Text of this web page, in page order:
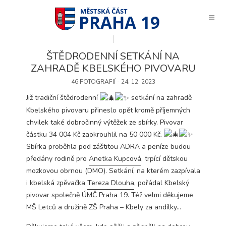
PRAHA 19
ŠTĚDRODENNÍ SETKÁNÍ NA
ZAHRADĚ KBELSKÉHO PIVOVARU
46 FOTOGRAFIÍ - 24. 12. 2023
Již tradiční štědrodenní
setkání na zahradě
Kbelského pivovaru přineslo opět kromě příjemných
chvilek také dobročinný výtěžek ze sbírky. Pivovar
částku 34 004 Kč zaokrouhlil na 50 000 Kč.
Sbírka proběhla pod záštitou ADRA a peníze budou
předány rodině pro Anetka Kupcová, trpící dětskou
mozkovou obrnou (DMO). Setkání, na kterém zazpívala
i kbelská zpěvačka Tereza Dlouha, pořádal Kbelský
pivovarspolečně ÚMČ Praha 19. Též velmi děkujeme
MŠ Letců a družině ZŠ Praha – Kbely za andílky…
Technické
cookies